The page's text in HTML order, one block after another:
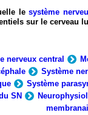
lesystème
sur le cerveau
nerveux central
Système
Système
SN